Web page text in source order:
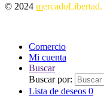
© 2024 mercadoLibertad.
Comercio
Mi cuenta
Buscar
Buscar por:
Lista de deseos 0